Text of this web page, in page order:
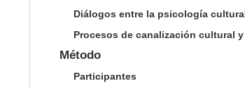
Diálogos entre la psicología
Procesos de canalización cultural
Método
Participantes